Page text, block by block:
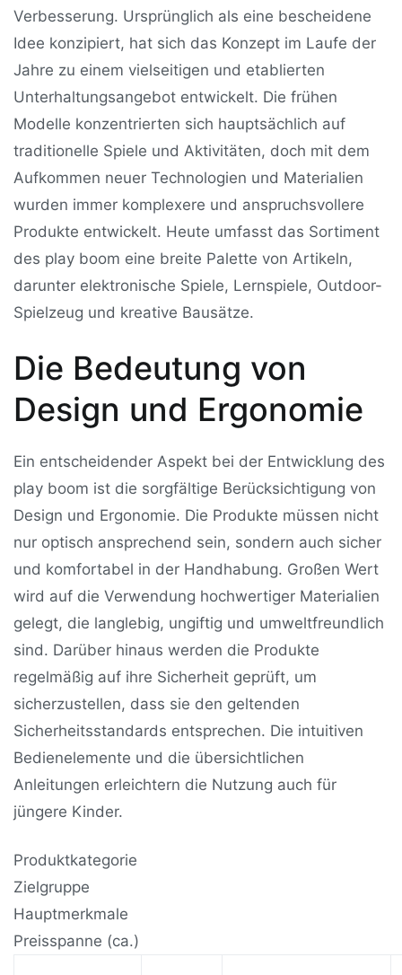
Verbesserung. Ursprünglich als eine bescheidene
Idee konzipiert, hat sich das Konzept im Laufe der
Jahre zu einem vielseitigen und etablierten
Unterhaltungsangebot entwickelt. Die frühen
Modelle konzentrierten sich hauptsächlich auf
traditionelle Spiele und Aktivitäten, doch mit dem
Aufkommen neuer Technologien und Materialien
wurden immer komplexere und anspruchsvollere
Produkte entwickelt. Heute umfasst das Sortiment
des play boom eine breite Palette von Artikeln,
darunter elektronische Spiele, Lernspiele, Outdoor-
Spielzeug und kreative Bausätze.
Die Bedeutung von
Design und Ergonomie
Ein entscheidender Aspekt bei der Entwicklung des
play boom ist die sorgfältige Berücksichtigung von
Design und Ergonomie. Die Produkte müssen nicht
nur optisch ansprechend sein, sondern auch sicher
und komfortabel in der Handhabung. Großen Wert
wird auf die Verwendung hochwertiger Materialien
gelegt, die langlebig, ungiftig und umweltfreundlich
sind. Darüber hinaus werden die Produkte
regelmäßig auf ihre Sicherheit geprüft, um
sicherzustellen, dass sie den geltenden
Sicherheitsstandards entsprechen. Die intuitiven
Bedienelemente und die übersichtlichen
Anleitungen erleichtern die Nutzung auch für
jüngere Kinder.
Produktkategorie
Zielgruppe
Hauptmerkmale
Preisspanne (ca.)